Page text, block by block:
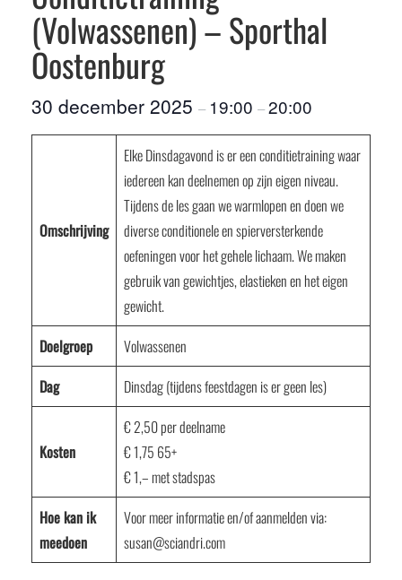
(Volwassenen) – Sporthal
Oostenburg
30 december 2025 – 19:00 –20:00
Omschrijving
Elke Dinsdagavond is er een conditietraining waar
iedereen kan deelnemen op zijn eigen niveau.
Tijdens de les gaan we warmlopen en doen we
diverse conditionele en spierversterkende
oefeningen voor het gehele lichaam. We maken
gebruik van gewichtjes, elastieken en het eigen
gewicht.
Doelgroep
Volwassenen
Dag
Dinsdag (tijdens feestdagen is er geen les)
Kosten
€ 2,50 per deelname
€ 1,75 65+
€ 1,– met stadspas
Hoe kan ik
meedoen
Voor meer informatie en/of aanmelden via:
susan@sciandri.com